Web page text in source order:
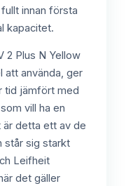
innan första
kapacitet.
2 Plus N Yellow
att använda, ger
tid jämfört med
vill ha en
detta ett av de
står sig starkt
Leifheit
det gäller